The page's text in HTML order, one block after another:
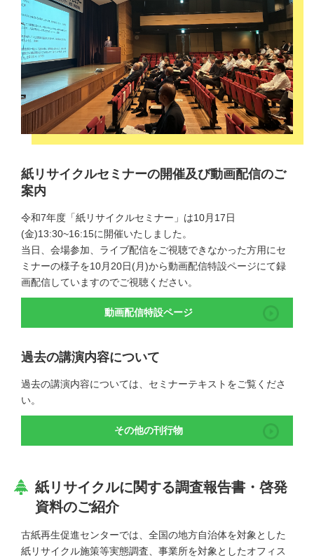
紙リサイクルセミナーの開催及び動画配信のご
案内
令和7年度「紙リサイクルセミナー」は10月17日
(金)13:30~16:15に開催いたしました。
当日、会場参加、ライブ配信をご視聴できなかった方用にセ
ミナーの様子を10月20日(月)から動画配信特設ページにて録
画配信していますのでご視聴ください。
動画配信特設ページ
過去の講演内容について
過去の講演内容については、セミナーテキストをご覧くださ
い。
その他の刊行物
紙リサイクルに関する調査報告書・啓発
資料のご紹介
古紙再生促進センターでは、全国の地方自治体を対象とした
紙リサイクル施策等実態調査、事業所を対象としたオフィス